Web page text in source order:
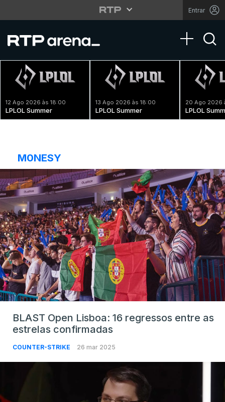
Entrar
Toggle
12 Ago 2026 às 18:00
LPLOL Summer
13 Ago 2026 às 18:00
LPLOL Summer
20 Ago 2026
LPLOL
M0NESY
BLAST Open Lisboa: 16 regressos entre as
estrelas confirmadas
COUNTER-STRIKE 26 mar 2025